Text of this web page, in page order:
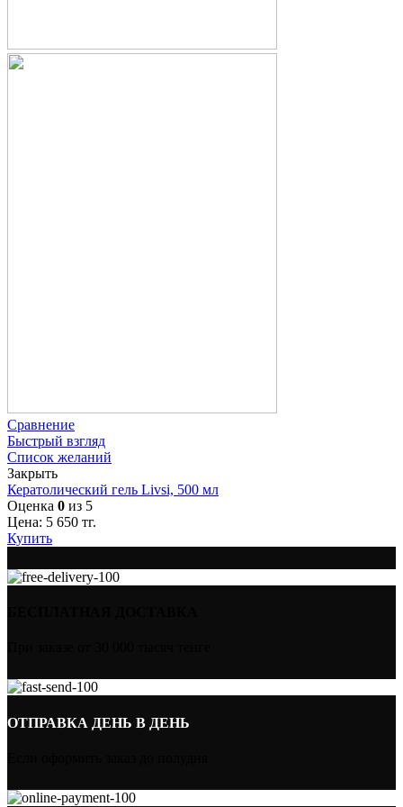
Сравнение
Быстрый взгляд
Список желаний
Закрыть
Кератолический гель Livsi, 500 мл
Оценка 0 из 5
Цена: 5 650 тг.
Купить
ОТПРАВКА ДЕНЬ В ДЕНЬ